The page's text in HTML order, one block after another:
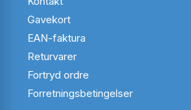
Gavekort
EAN-faktura
Returvarer
Fortryd ordre
Forretningsbetingelser